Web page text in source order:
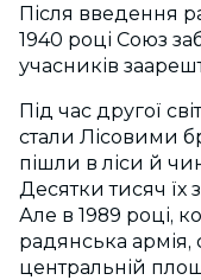
Після введення
1940 році Союз
учасників
Під час другої
стали Лісовими
пішли в ліси й
Десятки тисяч їх
Але в 1989 році,
радянська армія,
центральній